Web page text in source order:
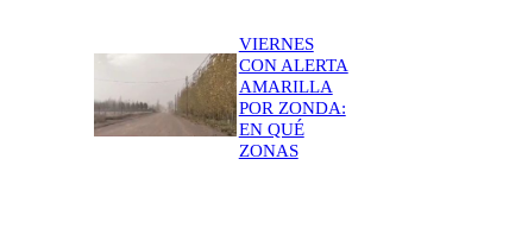
VIERNES
CON ALERTA
AMARILLA
POR ZONDA:
EN QUÉ
ZONAS